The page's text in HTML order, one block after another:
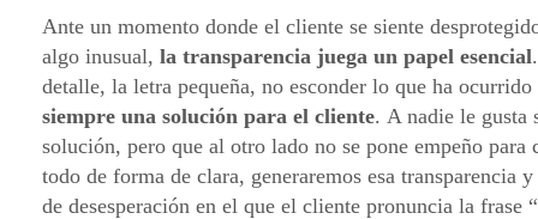
Ante un momento donde el cliente se siente
algo inusual, la transparencia juega un papel esencial
detalle, la letra pequeña, no esconder lo que ha
siempre una solución para el cliente. A nadie le gusta
solución, pero que al otro lado no se pone empeño
todo de forma de clara, generaremos esa transparencia
de desesperación en el que el cliente pronuncia la frase